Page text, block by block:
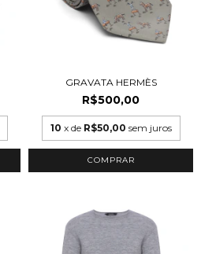
GRAVATA HERMÈS
R$500,00
10 x de R$50,00 sem juros